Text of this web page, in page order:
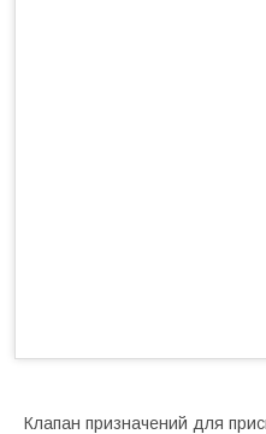
Клапан призначений для